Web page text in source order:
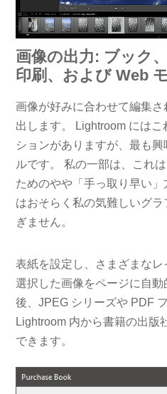
画像の出力: ブック
印刷、および Web
画像が好みに合わせて編集
出します。 Lightroom には
ションがありますが、最も
ルです。 私の一部は、これ
ためのやや「手っ取り早い
はおそらく私の気難しいグ
ぎません。
表紙を設定し、さまざまなレ
選択した画像をページに自
後、JPEG シリーズや PDF
Lightroom 内から書籍の出版
できます。